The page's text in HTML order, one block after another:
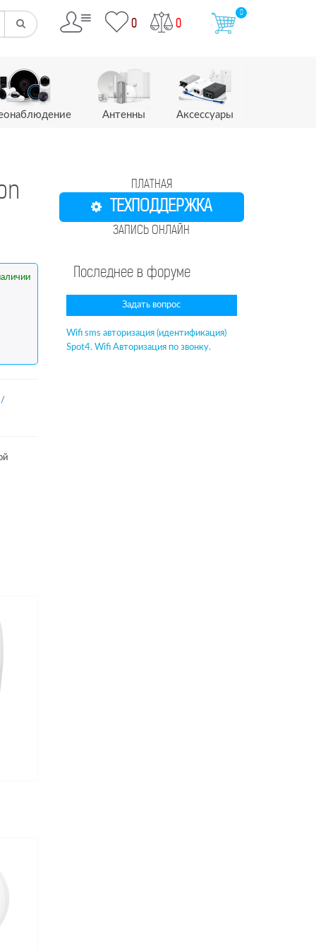
0 0
0
Антенны Аксессуары
ПЛАТНАЯ
ТЕХПОДДЕРЖКА
ЗАПИСЬ ОНЛАЙН
Последнее в форуме
Задать вопрос
Wifi sms авторизация (идентификация)
Spot4. Wifi Авторизация по звонку.